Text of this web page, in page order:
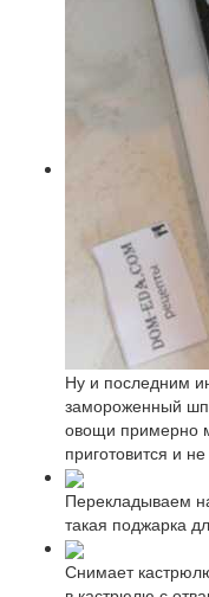
Ну и последним
замороженный
овощи примерно
приготовится и
Перекладываем
такая поджарка
Снимает